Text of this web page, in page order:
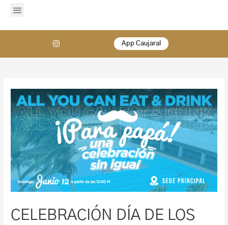
App Caujaral
CELEBRACIÓN DÍA DE LOS